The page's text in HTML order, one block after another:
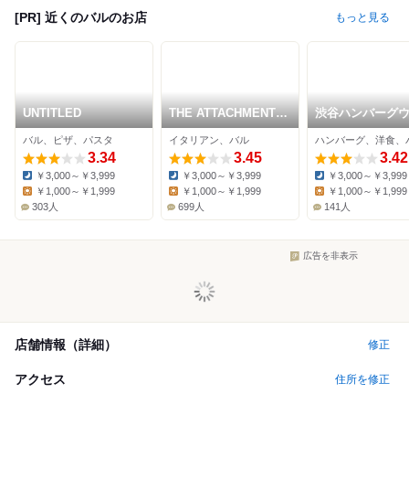
[PR] 近くのバルのお店 もっと見る
UNTITLED
バル、ピザ、パスタ
3.34
Dinner:
￥3,000～￥3,999
￥1,000～￥1,999
303人
THE ATTACHMENT
渋谷店
イタリアン、バル
3.45
Dinner:
￥3,000～￥3,999
￥1,000～￥1,999
699人
渋谷ハンバーグ
ハンバーグ、洋食、
3.42
Dinner:
￥3,000～￥3,999
￥1,000～￥1,999
141人
広告を非表示
店舗情報（詳細） 修正
アクセス 住所を修正